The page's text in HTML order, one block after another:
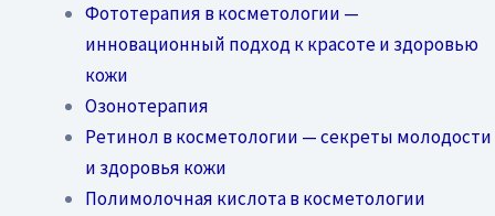
Фототерапия в косметологии —
инновационный подход к красоте и здоровью
кожи
Озонотерапия
Ретинол в косметологии — секреты молодости
и здоровья кожи
Полимолочная кислота в косметологии